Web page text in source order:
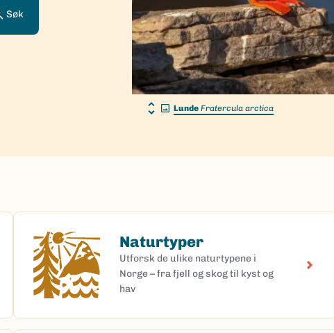
Lunde Fratercula arctica
Søk
Naturtyper
Utforsk de ulike naturtypene i
Norge – fra fjell og skog til kyst og
hav
Naturtyper